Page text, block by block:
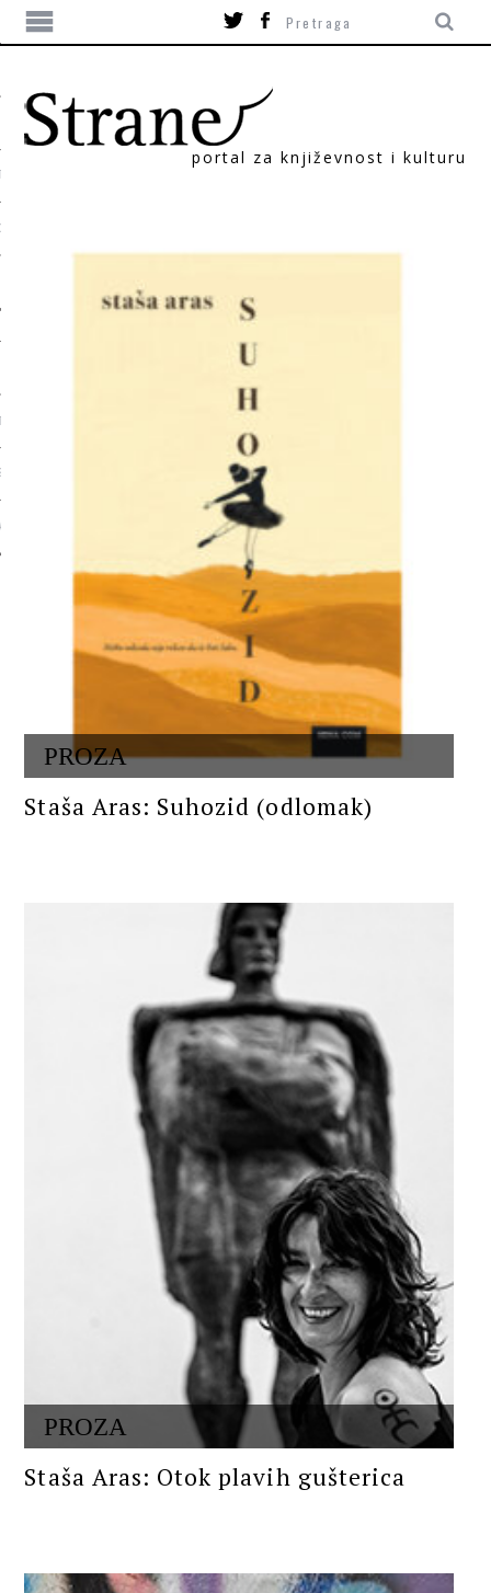
portal za književnost i kulturu
PROZA
Staša Aras: Suhozid (odlomak)
PROZA
Staša Aras: Otok plavih gušterica